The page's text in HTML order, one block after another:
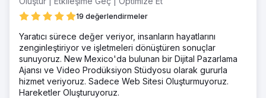
19 değerlendirmeler
Yaratıcı sürece değer veriyor, insanların hayatlarını
zenginleştiriyor ve işletmeleri dönüştüren sonuçlar
sunuyoruz. New Mexico'da bulunan bir Dijital Pazarlama
Ajansı ve Video Prodüksiyon Stüdyosu olarak gururla
hizmet veriyoruz. Sadece Web Sitesi Oluşturmuyoruz.
Hareketler Oluşturuyoruz.